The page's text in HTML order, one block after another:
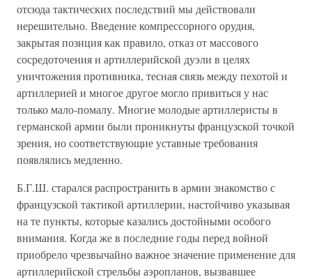
отсюда тактических последствий мы действовали
нерешительно. Введение компрессорного орудия,
закрытая позиция как правило, отказ от массового
сосредоточения и артиллерийской дуэли в целях
уничтожения противника, тесная связь между пехотой и
артиллерией и многое другое могло привиться у нас
только мало-помалу. Многие молодые артиллеристы в
германской армии были проникнуты французской точкой
зрения, но соответствующие уставные требования
появлялись медленно.
Б.Г.Ш. старался распространить в армии знакомство с
французской тактикой артиллерии, настойчиво указывая
на те пункты, которые казались достойными особого
внимания. Когда же в последние годы перед войной
приобрело чрезвычайно важное значение применение для
артиллерийской стрельбы аэропланов, вызвавшее